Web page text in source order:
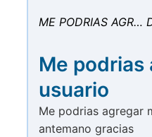
ME PODRIAS AGR…
Me podrias
usuario
Me podrias agregar
antemano gracias